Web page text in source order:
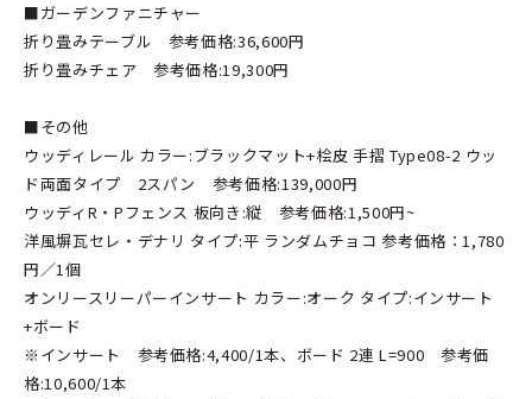
■ガーデンファニチャー
折り畳みテーブル 参考価格:36,600円
折り畳みチェア 参考価格:19,300円
■その他
ウッディレール カラー:ブラックマット+桧皮 手摺 Type08-2 ウッ
ド両面タイプ 2スパン 参考価格:139,000円
ウッディR・Pフェンス 板向き:縦 参考価格:1,500円~
洋風塀瓦セレ・デナリ タイプ:平 ランダムチョコ 参考価格：1,780
円／1個
オンリースリーパーインサート カラー:オーク タイプ:インサート
+ボード
※インサート 参考価格:4,400/1本、ボード 2連 L=900 参考価
格:10,600/1本